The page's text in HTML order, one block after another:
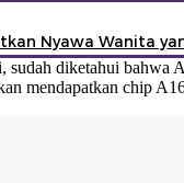
Nyawa Wanita
diketahui bahwa
mendapatkan chip